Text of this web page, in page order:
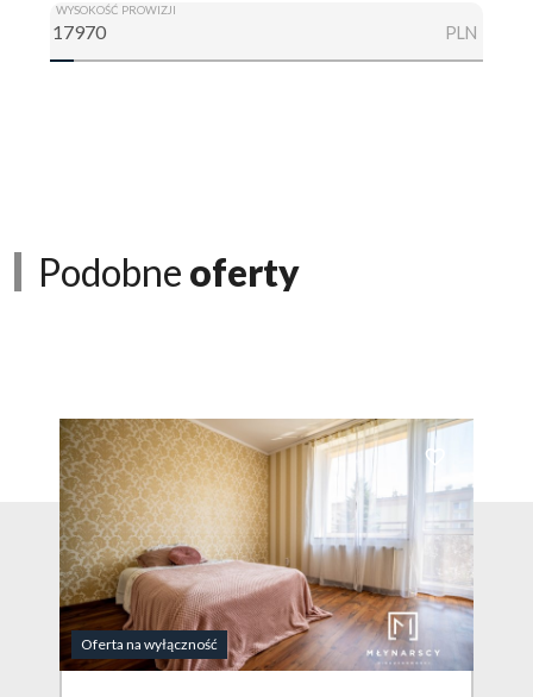
WYSOKOŚĆ PROWIZJI
PLN
Podobne oferty
Dodaj do ulubionych
Oferta na wyłączność
Dodaj do